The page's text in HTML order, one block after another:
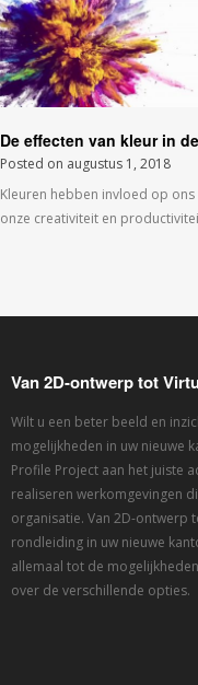
De effecten van kleur in
Posted on augustus 1, 2018
Kleuren hebben invloed op
onze creativiteit en
Van 2D-ontwerp tot
Wilt u een beter beeld en
mogelijkheden in uw nieuwe
Profile Project aan het juiste
realiseren werkomgevingen
organisatie. Van 2D-ontwerp
rondleiding in uw nieuwe
allemaal tot de
over de verschillende opties.